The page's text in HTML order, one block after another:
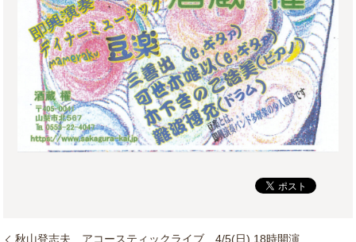
秋山登志夫 アコースティックライブ 4/5(日) 18時開演